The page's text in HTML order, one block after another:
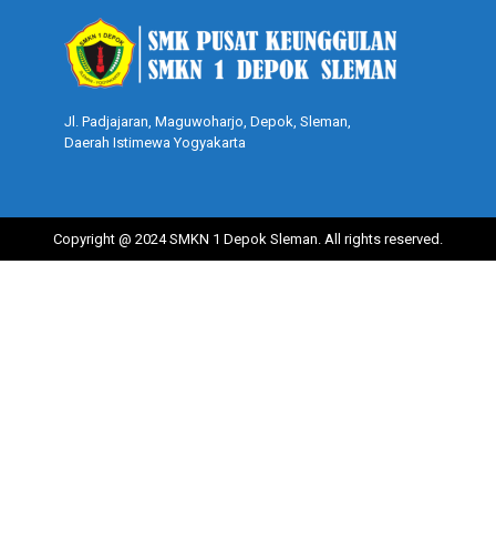
Jl. Padjajaran, Maguwoharjo, Depok, Sleman,
Daerah Istimewa Yogyakarta
Copyright @ 2024 SMKN 1 Depok Sleman. All rights reserved.